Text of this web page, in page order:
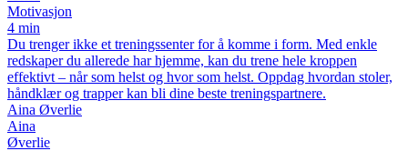
Motivasjon
4 min
Du trenger ikke et treningssenter for å komme i form. Med enkle
redskaper du allerede har hjemme, kan du trene hele kroppen
effektivt – når som helst og hvor som helst. Oppdag hvordan stoler,
håndklær og trapper kan bli dine beste treningspartnere.
Aina Øverlie
Aina
Øverlie